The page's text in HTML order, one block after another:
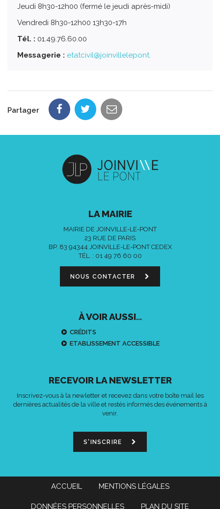
Jeudi 8h30-12h00 (fermé le jeudi après-midi)
Vendredi 8h30-12h00 13h30-17h
Tél. : 01.49.76.60.00
Messagerie : etatcivil@joinvillelepont.
Partager
LA MAIRIE
MAIRIE DE JOINVILLE-LE-PONT
23 RUE DE PARIS
BP. 83 94344 JOINVILLE-LE-PONT CEDEX
TÉL. : 01 49 76 60 00
NOUS CONTACTER
À VOIR AUSSI...
CRÉDITS
ETABLISSEMENT ACCESSIBLE
RECEVOIR LA NEWSLETTER
Inscrivez-vous à la newletter et recevez dans votre boîte mail les
dernières actualités de la ville et restés informés des événements à
venir.
S'INSCRIRE
ACCUEIL MENTIONS LÉGALES
DONNÉES PERSONNELLES PLAN DU SITE